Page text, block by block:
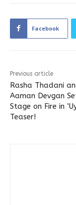
Facebook
Previous article
Rasha Thadani
Aaman Devgan
Stage on Fire in
Teaser!